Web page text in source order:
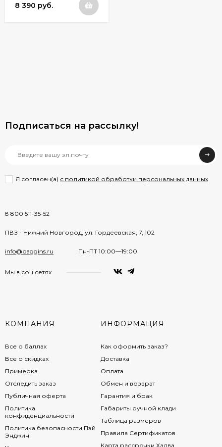
8 390 руб.
Подписаться на рассылкy!
Я согласен(a) с политикой обработки персональных данных
8 800 511-35-52
ПВЗ - Нижний Новгород, ул. Гордеевская, 7, 102
info@baggins.ru Пн-ПТ 10:00—19:00
Мы в соц.сетях
КОМПАНИЯ
Все о баллах
Все о скидках
Примерка
Отследить заказ
Публичная оферта
Политика
конфиденциальности
Политика безопасности Пэй
Энджин
ИНФОРМАЦИЯ
Как оформить заказ?
Доставка
Оплата
Обмен и возврат
Гарантия и брак
Габариты ручной клади
Таблица размеров
Правила Сертификатов
Карта рассрочки Халва